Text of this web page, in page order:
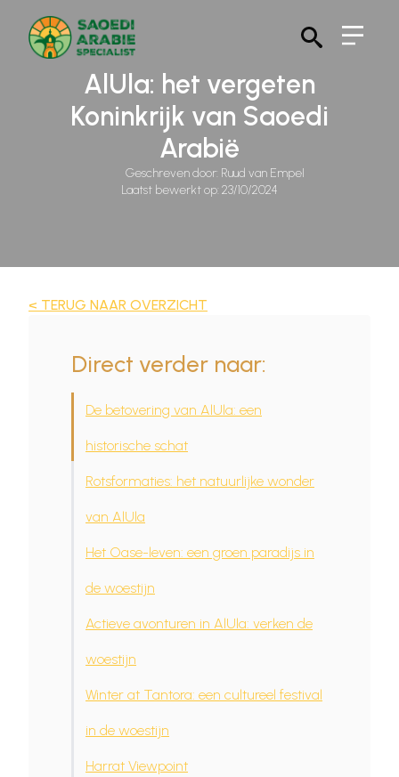
for:
AlUla: het vergeten
Koninkrijk van Saoedi
Arabië
Geschreven door: Ruud van Empel
Laatst bewerkt op: 23/10/2024
< TERUG NAAR OVERZICHT
Direct verder naar:
De betovering van AlUla: een
historische schat
Rotsformaties: het natuurlijke wonder
van AlUla
Het Oase-leven: een groen paradijs in
de woestijn
Actieve avonturen in AlUla: verken de
woestijn
Winter at Tantora: een cultureel festival
in de woestijn
Harrat Viewpoint